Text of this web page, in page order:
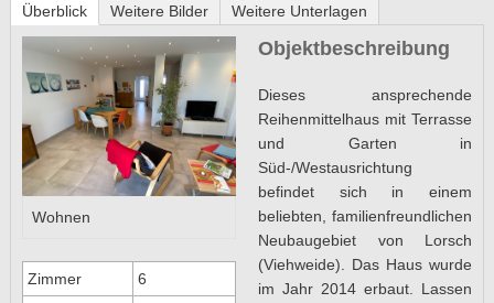
Überblick Weitere Bilder Weitere Unterlagen
Wohnen
Zimmer
6
Objektbeschreibung
Dieses ansprechende
Reihenmittelhaus mit Terrasse
und Garten in
Süd-/Westausrichtung
befindet sich in einem
beliebten, familienfreundlichen
Neubaugebiet von Lorsch
(Viehweide). Das Haus wurde
im Jahr 2014 erbaut. Lassen